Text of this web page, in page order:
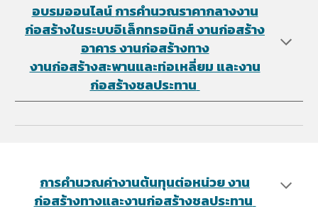
อบรมออนไลน์การคำนวณราคากลางงาน
ก่อสร้างในระบบอิเล็กทรอนิกส์ งานก่อสร้าง
อาคาร งานก่อสร้างทาง
งานก่อสร้างสะพานและท่อเหลี่ยม และงาน
ก่อสร้างชลประทาน
การคำนวณค่างานต้นทุนต่อหน่วย ​งาน
ก่อสร้างทางและงานก่อสร้างชลประทาน